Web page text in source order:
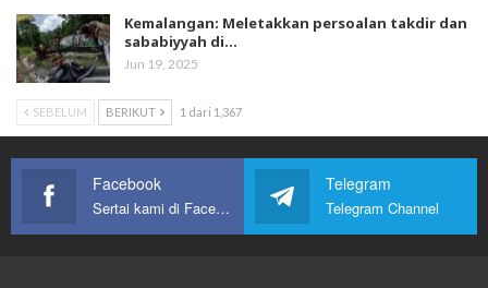
Kemalangan: Meletakkan persoalan takdir dan
sababiyyah di…
Jun 19, 2025
SEBELUM BERIKUT 1 dari 1,367
Facebook
Sertai kami di Facebook
Telegram
Telegram Channel